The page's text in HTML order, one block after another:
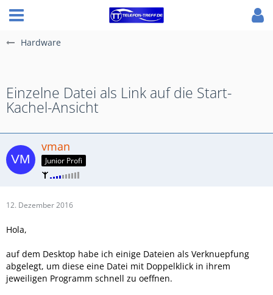
Hardware
Einzelne Datei als Link auf die Start-
Kachel-Ansicht
vman
Junior Profi
12. Dezember 2016
Hola,
auf dem Desktop habe ich einige Dateien als Verknuepfung
abgelegt, um diese eine Datei mit Doppelklick in ihrem
jeweiligen Programm schnell zu oeffnen.